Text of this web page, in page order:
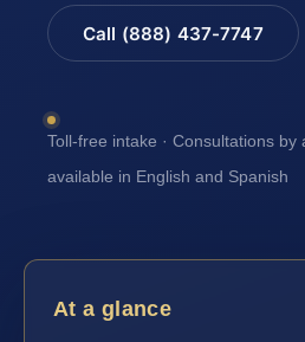
Call (888) 437-7747
Toll-free intake · Consultations by
available in English and Spanish
At a glance